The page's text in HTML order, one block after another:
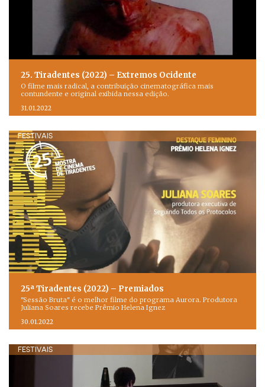
25. Tiradentes (2022) – Extremos Ocidente
O filme mais radical, a contribuição cinematográfica mais
contundente e original exibida nessa edição.
31.01.2022
FESTIVAIS
25ª Tiradentes (2022) – Premiados
"Sessão Bruta" é o melhor filme do programa Aurora. Produtora
Juliana Soares recebe Prêmio Helena Ignez
30.01.2022
FESTIVAIS